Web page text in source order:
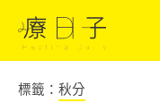
標籤： 秋分